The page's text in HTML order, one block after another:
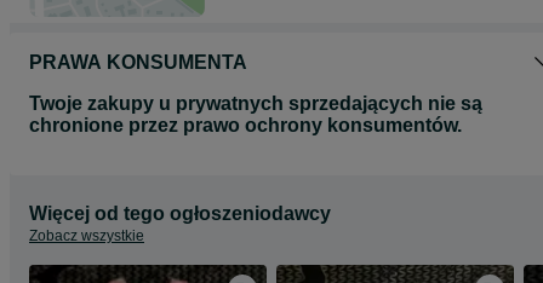
PRAWA KONSUMENTA
Twoje zakupy u prywatnych sprzedających nie są
chronione przez prawo ochrony konsumentów.
Więcej od tego ogłoszeniodawcy
Zobacz wszystkie